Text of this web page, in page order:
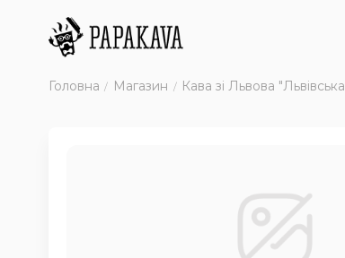
Головна Магазин Кава зі Львова